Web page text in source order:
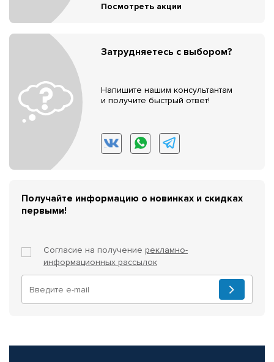
Посмотреть акции
Затрудняетесь с выбором?
Напишите нашим консультантам
и получите быстрый ответ!
Получайте информацию о новинках и скидках
первыми!
Согласие на получение рекламно-
информационных рассылок